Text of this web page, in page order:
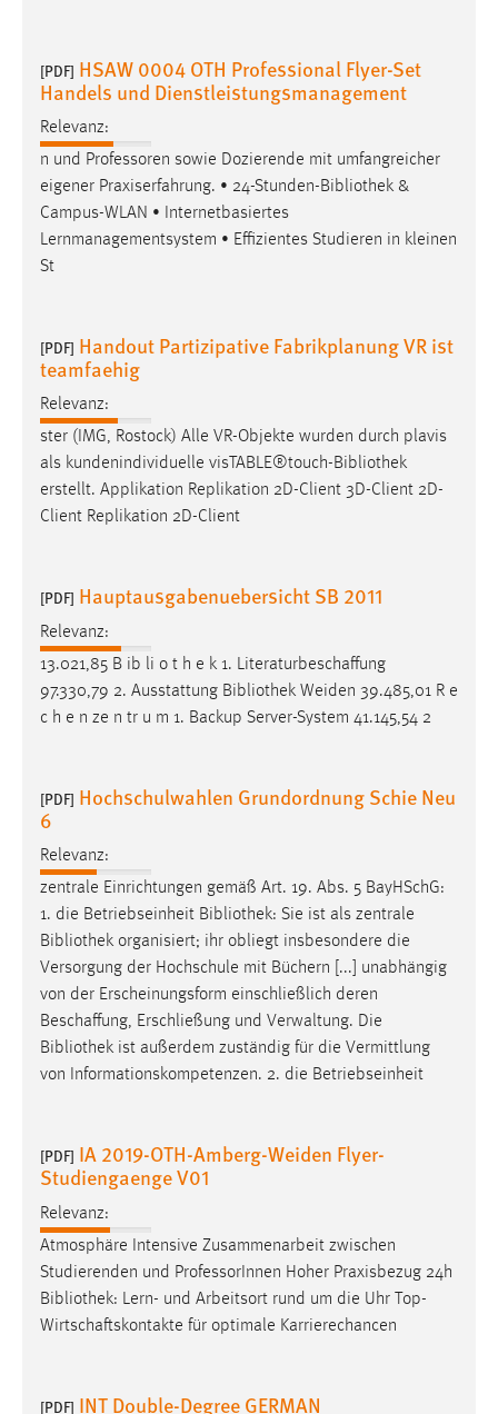
[PDF] HSAW 0004 OTH Professional Flyer-Set
Handels und Dienstleistungsmanagement
Relevanz:
n und Professoren sowie Dozierende mit umfangreicher
eigener Praxiserfahrung. • 24-Stunden-Bibliothek &
Campus-WLAN • Internetbasiertes
Lernmanagementsystem • Effizientes Studieren in kleinen
St
[PDF] Handout Partizipative Fabrikplanung VR ist
teamfaehig
Relevanz:
ster (IMG, Rostock) Alle VR-Objekte wurden durch plavis
als kundenindividuelle visTABLE®touch-Bibliothek
erstellt. Applikation Replikation 2D-Client 3D-Client 2D-
Client Replikation 2D-Client
[PDF] Hauptausgabenuebersicht SB 2011
Relevanz:
13.021,85 B ib li o t h e k 1. Literaturbeschaffung
97.330,79 2. Ausstattung Bibliothek Weiden 39.485,01 R e
c h e n ze n tr u m 1. Backup Server-System 41.145,54 2
[PDF] Hochschulwahlen Grundordnung Schie Neu
6
Relevanz:
zentrale Einrichtungen gemäß Art. 19. Abs. 5 BayHSchG:
1. die Betriebseinheit Bibliothek: Sie ist als zentrale
Bibliothek organisiert; ihr obliegt insbesondere die
Versorgung der Hochschule mit Büchern [...] unabhängig
von der Erscheinungsform einschließlich deren
Beschaffung, Erschließung und Verwaltung. Die
Bibliothek ist außerdem zuständig für die Vermittlung
von Informationskompetenzen. 2. die Betriebseinheit
[PDF] IA 2019-OTH-Amberg-Weiden Flyer-
Studiengaenge V01
Relevanz:
Atmosphäre Intensive Zusammenarbeit zwischen
Studierenden und ProfessorInnen Hoher Praxisbezug 24h
Bibliothek: Lern- und Arbeitsort rund um die Uhr Top-
Wirtschaftskontakte für optimale Karrierechancen
[PDF] INT Double-Degree GERMAN
STATISTIK
Statistik Cookies erfassen Informationen anonym.
Diese Informationen helfen uns zu verstehen, wie
unsere Besucher unsere Website nutzen.
_pk_ref, _pk_cvar, _pk_id, _pk_ses
Zugriffsstatistik
Cookie Laufzeit:
Max. 13 Monate
Marketing Cookies werden von Drittanbietern
verwendet, um personalisierte Werbung anzuzeigen.
Sie tun dies, indem sie Besucher über Websites
hinweg verfolgen.
Name:
_gcl_au
Anbieter:
Google Ireland Limited
Zweck:
Conversion-Tracking
Cookie Laufzeit:
3 Monate
Facebook Pixel
Anbieter:
Zweck:
Conversion-Tracking
Cookie Laufzeit:
3 Monate